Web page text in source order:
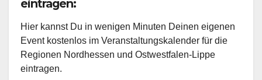
eintragen:
Hier kannst Du in wenigen Minuten Deinen eigenen
Event kostenlos im Veranstaltungskalender für die
Regionen Nordhessen und Ostwestfalen-Lippe
eintragen.